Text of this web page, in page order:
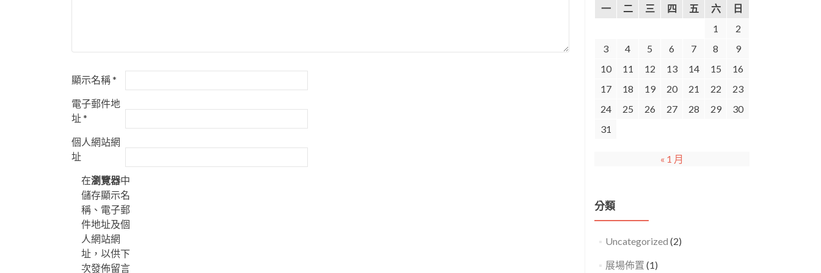
顯示名稱*
電子郵件地
址*
個人網站網
址
在瀏覽器中
儲存顯示名
稱、電子郵
件地址及個
人網站網
址，以供下
次發佈留言
一 二 三 四 五 六
日
1
2
3
4 5 6 7 8
9
10
11 12 13 14 15
16
17
18 19 20 21 22
23
24
25 26 27 28 29
30
31
« 1 月
分類
Uncategorized (2)
展場佈置 (1)